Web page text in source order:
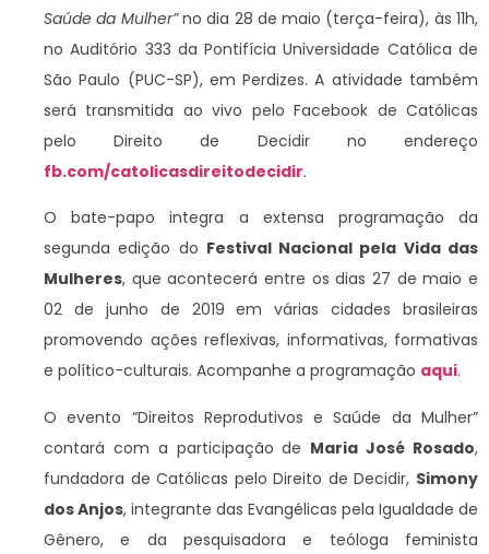
Saúde da Mulher”no dia 28 de maio (terça-feira), às 11h,
no Auditório 333 da Pontifícia Universidade Católica de
São Paulo (PUC-SP), em Perdizes. A atividade também
será transmitida ao vivo pelo Facebook de Católicas
pelo Direito de Decidir no endereço
fb.com/catolicasdireitodecidir.
O bate-papo integra a extensa programação da
segunda edição do Festival Nacional pela Vida das
Mulheres, que acontecerá entre os dias 27 de maio e
02 de junho de 2019 em várias cidades brasileiras
promovendo ações reflexivas, informativas, formativas
e político-culturais. Acompanhe a programação aqui.
O evento “Direitos Reprodutivos e Saúde da Mulher”
contará com a participação de Maria José Rosado,
fundadora de Católicas pelo Direito de Decidir, Simony
dos Anjos, integrante das Evangélicas pela Igualdade de
Gênero, e da pesquisadora e teóloga feminista